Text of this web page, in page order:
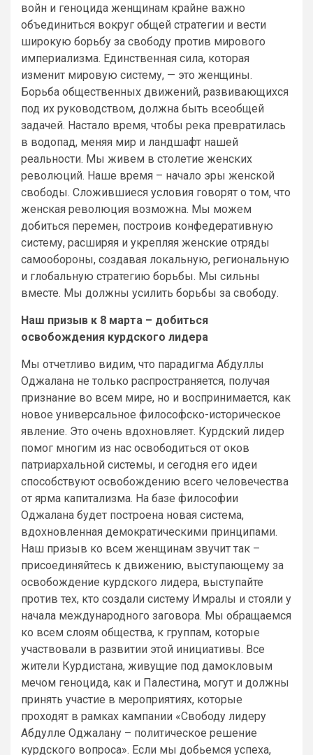
войн и геноцида женщинам крайне важно
объединиться вокруг общей стратегии и вести
широкую борьбу за свободу против мирового
империализма. Единственная сила, которая
изменит мировую систему, — это женщины.
Борьба общественных движений, развивающихся
под их руководством, должна быть всеобщей
задачей. Настало время, чтобы река превратилась
в водопад, меняя мир и ландшафт нашей
реальности. Мы живем в столетие женских
революций. Наше время – начало эры женской
свободы. Сложившиеся условия говорят о том, что
женская революция возможна. Мы можем
добиться перемен, построив конфедеративную
систему, расширяя и укрепляя женские отряды
самообороны, создавая локальную, региональную
и глобальную стратегию борьбы. Мы сильны
вместе. Мы должны усилить борьбы за свободу.
Наш призыв к 8 марта – добиться
освобождения курдского лидера
Мы отчетливо видим, что парадигма Абдуллы
Оджалана не только распространяется, получая
признание во всем мире, но и воспринимается, как
новое универсальное философско-историческое
явление. Это очень вдохновляет. Курдский лидер
помог многим из нас освободиться от оков
патриархальной системы, и сегодня его идеи
способствуют освобождению всего человечества
от ярма капитализма. На базе философии
Оджалана будет построена новая система,
вдохновленная демократическими принципами.
Наш призыв ко всем женщинам звучит так –
присоединяйтесь к движению, выступающему за
освобождение курдского лидера, выступайте
против тех, кто создали систему Имралы и стояли у
начала международного заговора. Мы обращаемся
ко всем слоям общества, к группам, которые
участвовали в развитии этой инициативы. Все
жители Курдистана, живущие под дамокловым
мечом геноцида, как и Палестина, могут и должны
принять участие в мероприятиях, которые
проходят в рамках кампании «Свободу лидеру
Абдулле Оджалану – политическое решение
курдского вопроса». Если мы добьемся успеха,